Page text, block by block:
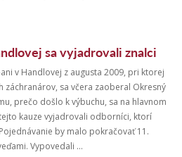
sa vyjadrovali znalci
v Handlovej z augusta 2009, pri ktorej
záchranárov, sa včera zaoberal Okresný
prečo došlo k výbuchu, sa na hlavnom
kauze vyjadrovali odborníci, ktorí
by malo pokračovať 11.
Vypovedali ...